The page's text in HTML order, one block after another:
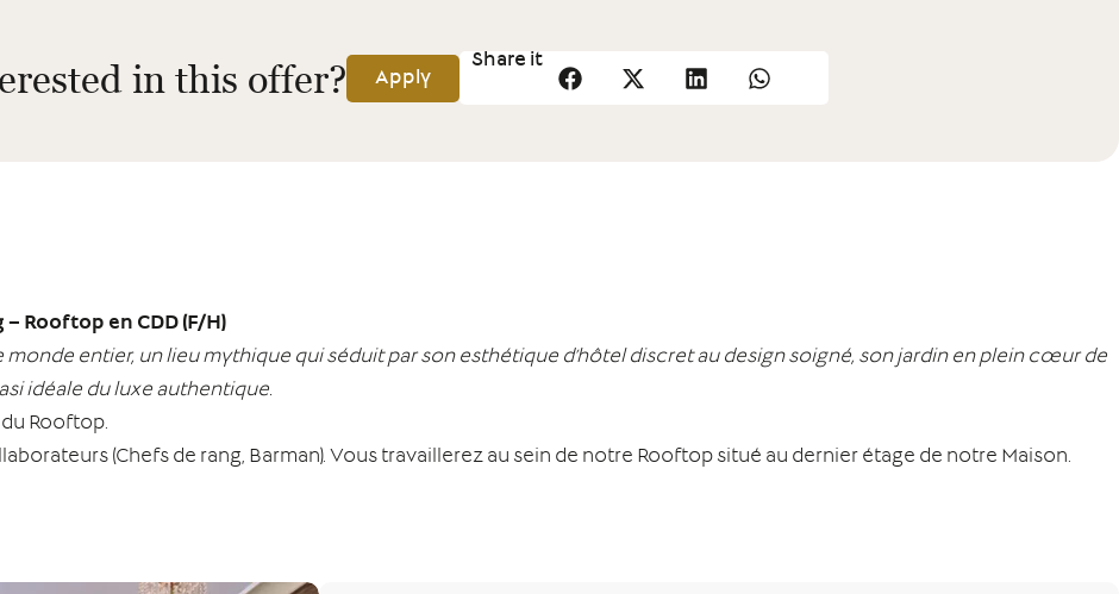
in this offer? Apply
Share it
Rooftop en CDD (F/H)
monde entier, un lieu mythique qui séduit par son esthétique d’hôtel discret au design soigné, son jardin en plein cœur de
idéale du luxe authentique.
Rooftop.
(Chefs de rang, Barman). Vous travaillerez au sein de notre Rooftop situé au dernier étage de notre Maison.